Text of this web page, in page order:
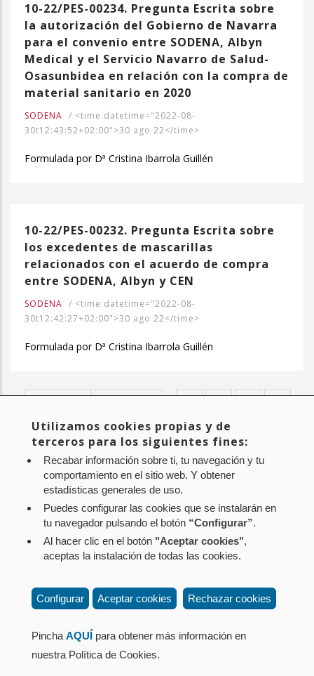
10-22/PES-00234. Pregunta Escrita sobre
la autorización del Gobierno de Navarra
para el convenio entre SODENA, Albyn
Medical y el Servicio Navarro de Salud-
Osasunbidea en relación con la compra de
material sanitario en 2020
SODENA / <time datetime="2022-08-
30t12:43:52+02:00">30 ago 22</time>
Formulada por Dª Cristina Ibarrola Guillén
10-22/PES-00232. Pregunta Escrita sobre
los excedentes de mascarillas
relacionados con el acuerdo de compra
entre SODENA, Albyn y CEN
SODENA / <time datetime="2022-08-
30t12:42:27+02:00">30 ago 22</time>
Formulada por Dª Cristina Ibarrola Guillén
página
anterior
Página
actual
7 Page
8 Page
9 Page
10 Page
11 …
Siguiente
página
Siguiente >
Última
página
Último »
Aviso legal Política de privacidad
Política de cookies
Contacto: Paseo de Sarasate nº 38, 2º Dcha - 31001
Pamplona (Navarra) Tel.: 848 42 08 72
corporacion@cpen.es
Utilizamos cookies propias y de
terceros para los siguientes fines:
Recabar información sobre ti, tu navegación y tu
comportamiento en el sitio web. Y obtener
estadísticas generales de uso.
Puedes configurar las cookies que se instalarán en
tu navegador pulsando el botón “Configurar”.
Al hacer clic en el botón "Aceptar cookies",
aceptas la instalación de todas las cookies.
Configurar Aceptar cookies Rechazar cookies
Pincha AQUÍ para obtener más información en
nuestra Política de Cookies.